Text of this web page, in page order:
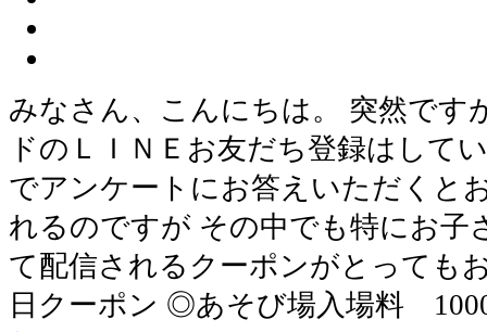
みなさん、こんにちは。 突然です
ドのＬＩＮＥお友だち登録はして
でアンケートにお答えいただくと
れるのですが その中でも特にお子
て配信されるクーポンがとっても
日クーポン ◎あそび場入場料